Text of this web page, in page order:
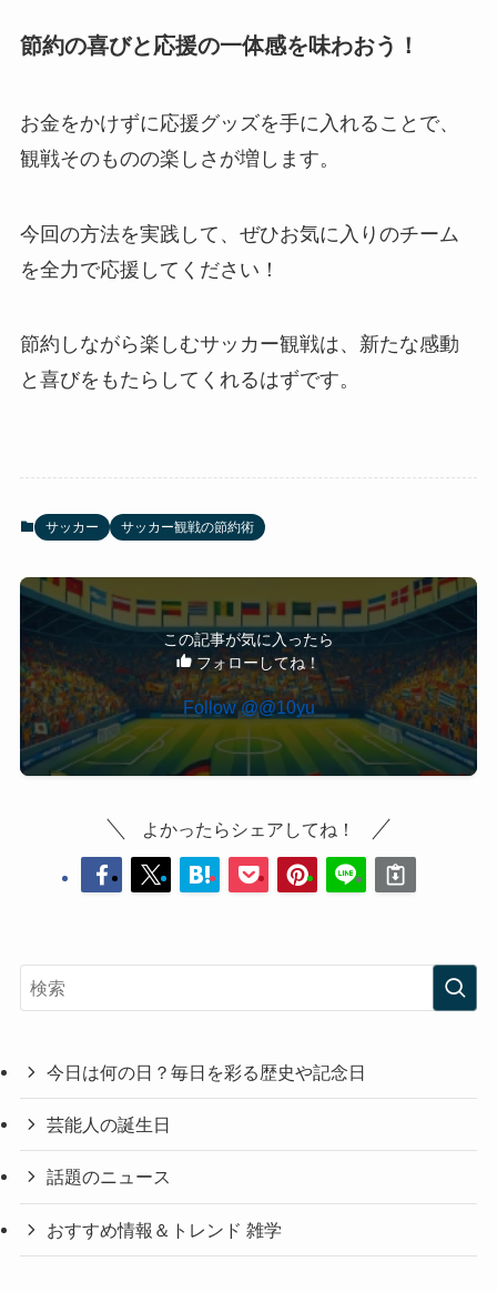
節約の喜びと応援の一体感を味わおう！
お金をかけずに応援グッズを手に入れることで、
観戦そのものの楽しさが増します。
今回の方法を実践して、ぜひお気に入りのチーム
を全力で応援してください！
節約しながら楽しむサッカー観戦は、新たな感動
と喜びをもたらしてくれるはずです。
サッカー サッカー観戦の節約術
この記事が気に入ったら
フォローしてね！
Follow @@10yu
よかったらシェアしてね！
今日は何の日？毎日を彩る歴史や記念日
芸能人の誕生日
話題のニュース
おすすめ情報＆トレンド 雑学